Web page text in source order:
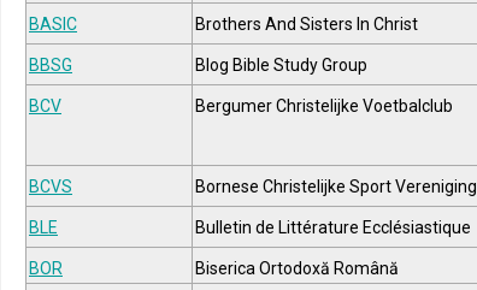
BASIC Brothers And Sisters In Christ
BBSG Blog Bible Study Group
BCV Bergumer Christelijke Voetbalclub
BCVS Bornese Christelijke Sport Vereniging
BLE Bulletin de Littérature Ecclésiastique
BOR Biserica Ortodoxă Română